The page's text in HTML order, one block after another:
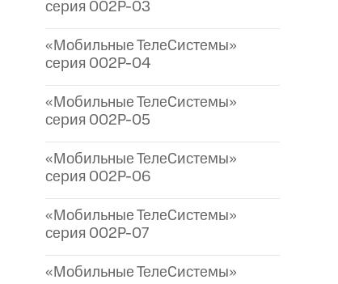
серия 002P-03
«Мобильные ТелеСистемы»
серия 002P-04
«Мобильные ТелеСистемы»
серия 002P-05
«Мобильные ТелеСистемы»
серия 002P-06
«Мобильные ТелеСистемы»
серия 002P-07
«Мобильные ТелеСистемы»